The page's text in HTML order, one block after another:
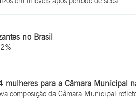
no Brasil
mulheres para a Câmara Municipal
composição da Câmara Municipal